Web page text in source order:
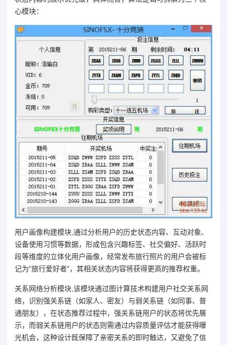
心模块：
用户画像构建模块,通过分析用户的历史状态内容、互动对象、
设备使用习惯等数据，形成包含兴趣标签、社交偏好、活跃时
段等维度的立体化用户画像，经常发布旅行照片的用户会被标
记为"旅行爱好者"，其相关状态内容将获得更高的推荐权重。
关系网络分析模块,该模块通过图计算技术构建用户社交关系网
络，识别强关系链（如家人、密友）与弱关系链（如同事、普
通朋友），在状态推荐过程中，强关系链用户的状态将优先展
示，而弱关系链用户的状态则需通过内容质量评估才能获得曝
光机会，这种设计既保障了亲密关系的即时触达，又避免了信